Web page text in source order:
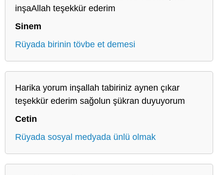
inşaAllah teşekkür ederim
Sinem
Rüyada birinin tövbe et demesi
Harika yorum inşallah tabiriniz aynen çıkar
teşekkür ederim sağolun şükran duyuyorum
Cetin
Rüyada sosyal medyada ünlü olmak